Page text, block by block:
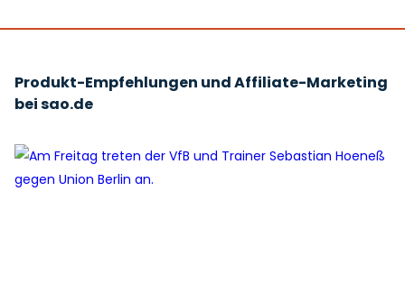
Produkt-Empfehlungen und Affiliate-Marketing
bei sao.de